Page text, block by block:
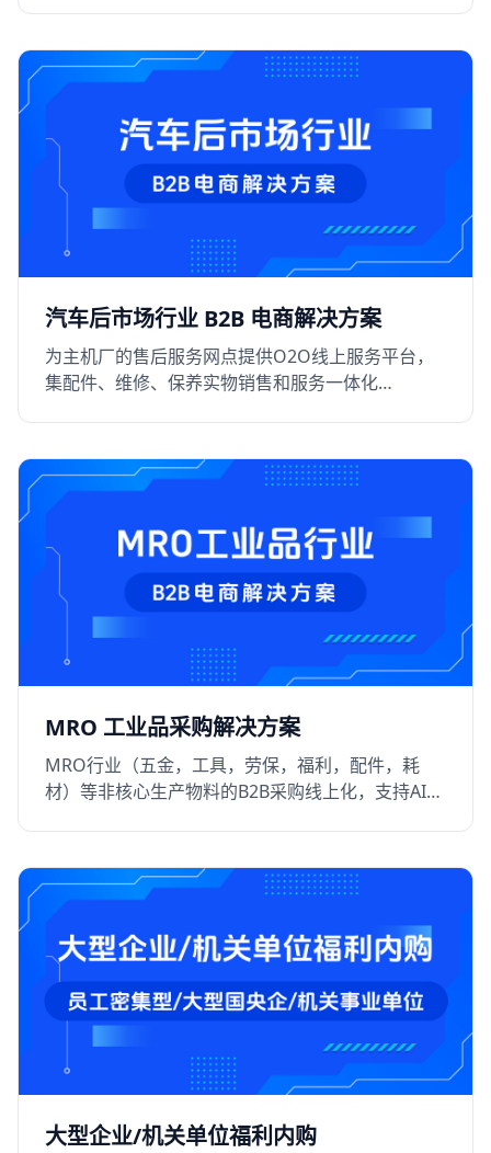
汽车后市场行业 B2B 电商解决方案
为主机厂的售后服务网点提供O2O线上服务平台，
集配件、维修、保养实物销售和服务一体化
MRO 工业品采购解决方案
MRO行业（五金，工具，劳保，福利，配件，耗
材）等非核心生产物料的B2B采购线上化，支持AI智
大型企业/机关单位福利内购